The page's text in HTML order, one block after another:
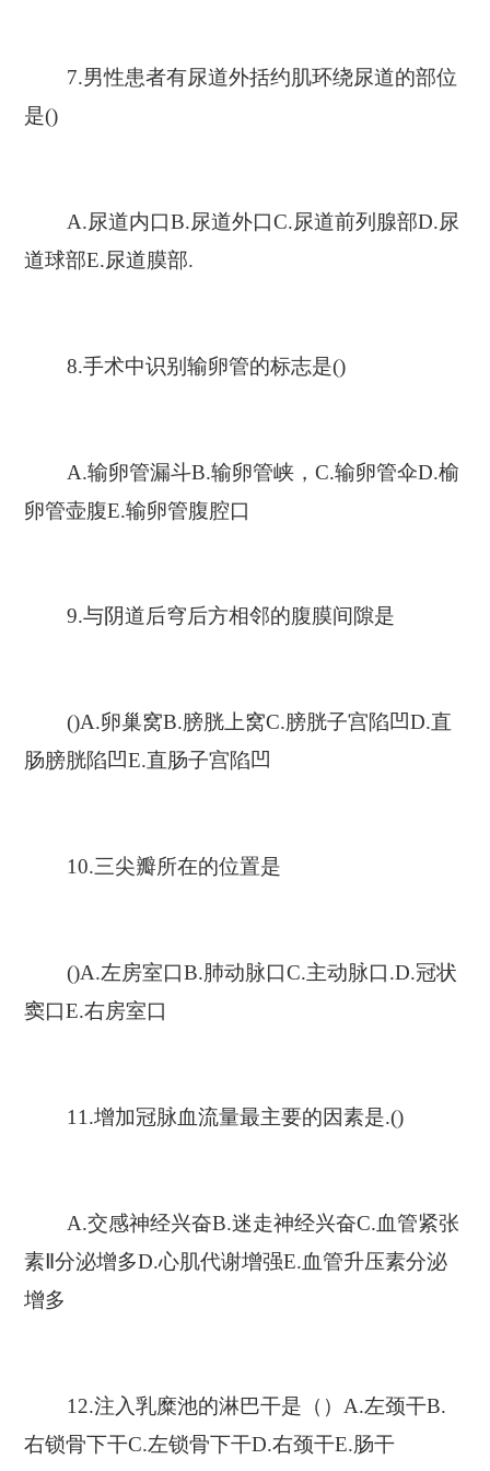
7.男性患者有尿道外括约肌环绕尿道的部位
是()
A.尿道内口B.尿道外口C.尿道前列腺部D.尿
道球部E.尿道膜部.
8.手术中识别输卵管的标志是()
A.输卵管漏斗B.输卵管峡，C.输卵管伞D.榆
卵管壶腹E.输卵管腹腔口
9.与阴道后穹后方相邻的腹膜间隙是
()A.卵巢窝B.膀胱上窝C.膀胱子宫陷凹D.直
肠膀胱陷凹E.直肠子宫陷凹
10.三尖瓣所在的位置是
()A.左房室口B.肺动脉口C.主动脉口.D.冠状
窦口E.右房室口
11.增加冠脉血流量最主要的因素是.()
A.交感神经兴奋B.迷走神经兴奋C.血管紧张
素Ⅱ分泌增多D.心肌代谢增强E.血管升压素分泌
增多
12.注入乳糜池的淋巴干是（）A.左颈干B.
右锁骨下干C.左锁骨下干D.右颈干E.肠干